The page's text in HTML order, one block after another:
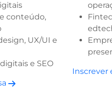
conteúdo,
UX/UI e
e SEO
Inscrever